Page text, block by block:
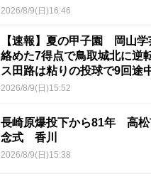
2026/8/9(日)16:46
【速報】夏の甲子園 岡山学
絡めた7得点で鳥取城北に
ス田路は粘りの投球で9回途
2026/8/9(日)15:52
長崎原爆投下から81年 高松
念式 香川
2026/8/9(日)15:38